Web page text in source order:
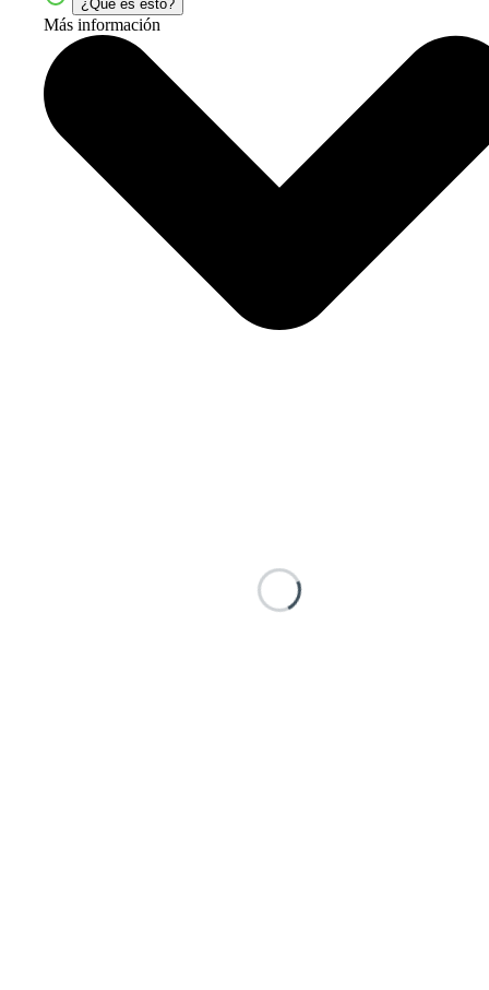
¿Qué es esto?
Más información